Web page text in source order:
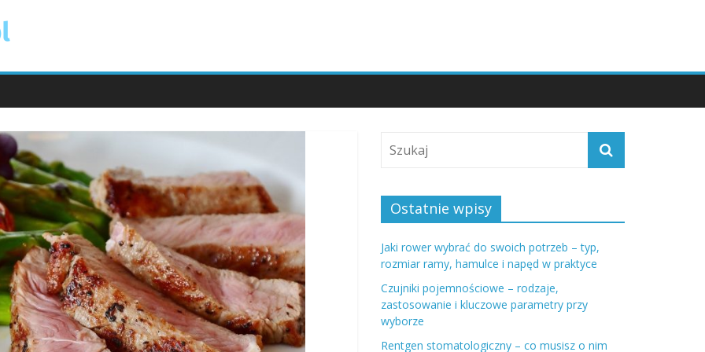
Ostatnie wpisy
Jaki rower wybrać do swoich potrzeb – typ,
rozmiar ramy, hamulce i napęd w praktyce
Czujniki pojemnościowe – rodzaje,
zastosowanie i kluczowe parametry przy
wyborze
Rentgen stomatologiczny – co musisz o nim